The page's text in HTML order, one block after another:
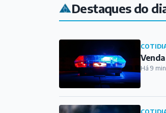
Destaques do
Há 9 min